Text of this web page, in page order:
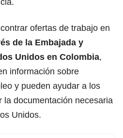
ofertas de trabajo en
de la Embajada y
Unidos en Colombia,
información sobre
y pueden ayudar a los
la documentación necesaria
Unidos.